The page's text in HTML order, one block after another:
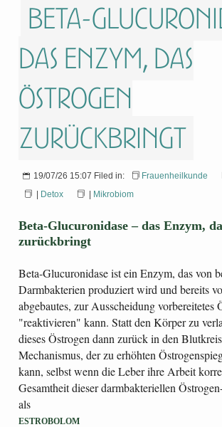
Beta-
das Enzym, das
Östrogen
zurückbringt
19/07/26 15:07 Filed in: Frauenheilkunde
| Detox | Mikrobiom
Beta-Glucuronidase – das Enzym,
zurückbringt
Beta-Glucuronidase ist ein Enzym, das von
Darmbakterien produziert wird und bereits
abgebautes, zur Ausscheidung vorbereitetes
"reaktivieren" kann. Statt den Körper zu
dieses Östrogen dann zurück in den
Mechanismus, der zu erhöhten
kann, selbst wenn die Leber ihre Arbeit
Gesamtheit dieser darmbakteriellen
als
ESTROBOLOM